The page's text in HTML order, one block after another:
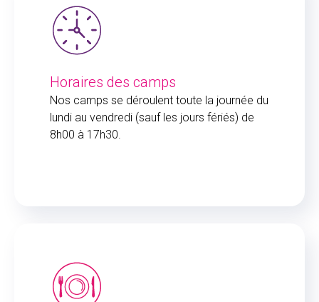
Horaires des camps
Nos camps se déroulent toute la journée du
lundi au vendredi (sauf les jours fériés) de
8h00 à 17h30.